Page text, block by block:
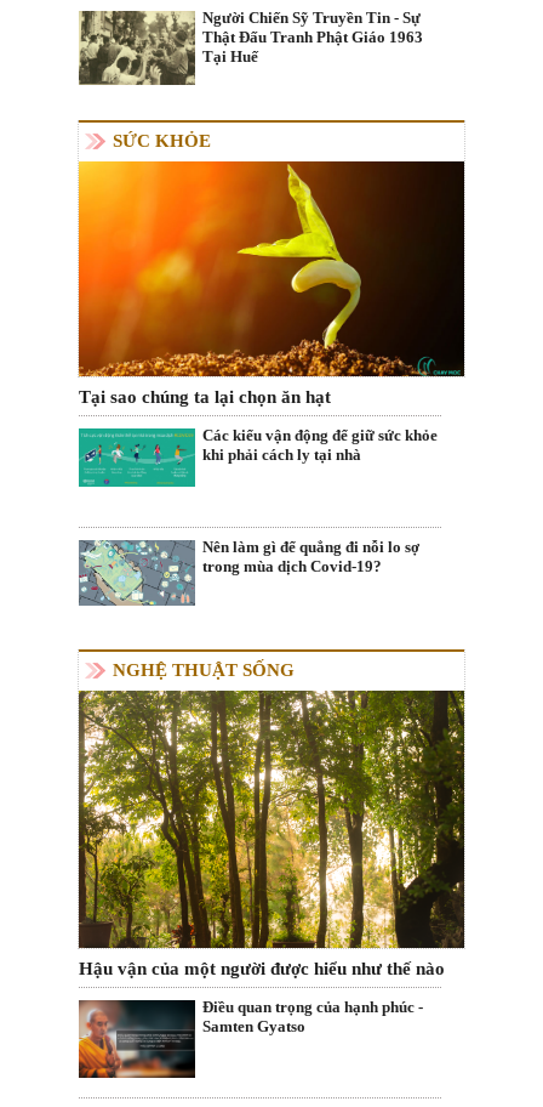
Người Chiến Sỹ Truyền Tin - Sự
Thật Đấu Tranh Phật Giáo 1963
Tại Huế
SỨC KHỎE
Tại sao chúng ta lại chọn ăn hạt
Các kiểu vận động để giữ sức khỏe
khi phải cách ly tại nhà
Nên làm gì để quẳng đi nỗi lo sợ
trong mùa dịch Covid-19?
NGHỆ THUẬT SỐNG
Hậu vận của một người được hiểu như thế nào
Điều quan trọng của hạnh phúc -
Samten Gyatso